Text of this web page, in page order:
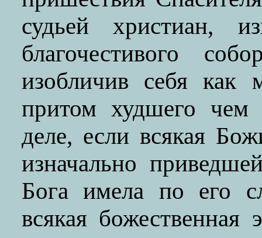
судьей христиан,
благочестивого
изобличив себя как
притом худшего
деле, если всякая
изначально
Бога имела по его
всякая божественная